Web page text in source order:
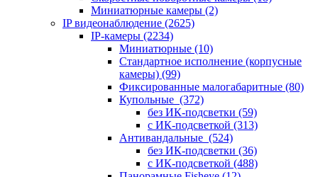
Миниатюрные камеры (2)
IP видеонаблюдение (2625)
IP-камеры (2234)
Миниатюрные (10)
Стандартное исполнение (корпусные
камеры) (99)
Фиксированные малогабаритные (80)
Купольные (372)
без ИК-подсветки (59)
с ИК-подсветкой (313)
Антивандальные (524)
без ИК-подсветки (36)
с ИК-подсветкой (488)